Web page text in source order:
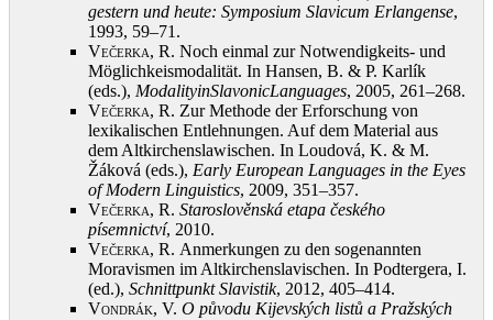
gestern und heute: Symposium Slavicum Erlangense,
1993, 59–71 .
Večerka, R. Noch einmal zur Notwendigkeits- und
Möglichkeismodalität. In Hansen, B. & P. Karlík
(eds.), ModalityinSlavonicLanguages, 2005, 261–268.
Večerka, R. Zur Methode der Erforschung von
lexikalischen Entlehnungen. Auf dem Material aus
dem Altkirchenslawischen. In Loudová, K. & M.
Žáková (eds.), Early European Languages in the Eyes
of Modern Linguistics, 2009, 351–357.
Večerka, R. Staroslověnská etapa českého
písemnictví, 2010.
Večerka, R. Anmerkungen zu den sogenannten
Moravismen im Altkirchenslavischen. In Podtergera, I.
(ed.), Schnittpunkt Slavistik, 2012, 405–414.
Vondrák, V. O původu Kijevských listů a Pražských